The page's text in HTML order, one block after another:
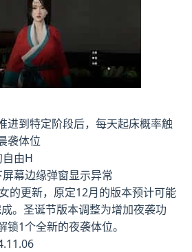
进到特定阶段后，每天起床概率触
袭体位
由H
幕边缘弹窗显示异常
的更新，原定12月的版本预计可能
。圣诞节版本调整为增加夜袭功
1个全新的夜袭体位。